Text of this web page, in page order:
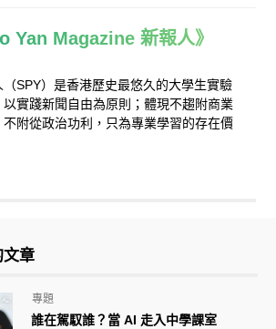
Yan Magazine 新報人》
（SPY）是香港歷史最悠久的大學生實驗
以實踐新聞自由為原則；體現不趨附商業
不附從政治功利，只為專業學習的存在價
文章
誰在駕馭誰？當 AI 走入中學課室
專題